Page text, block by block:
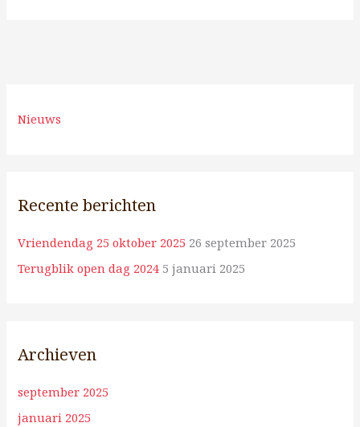
Nieuws
Recente berichten
Vriendendag 25 oktober 2025 26 september 2025
Terugblik open dag 2024 5 januari 2025
Archieven
september 2025
januari 2025